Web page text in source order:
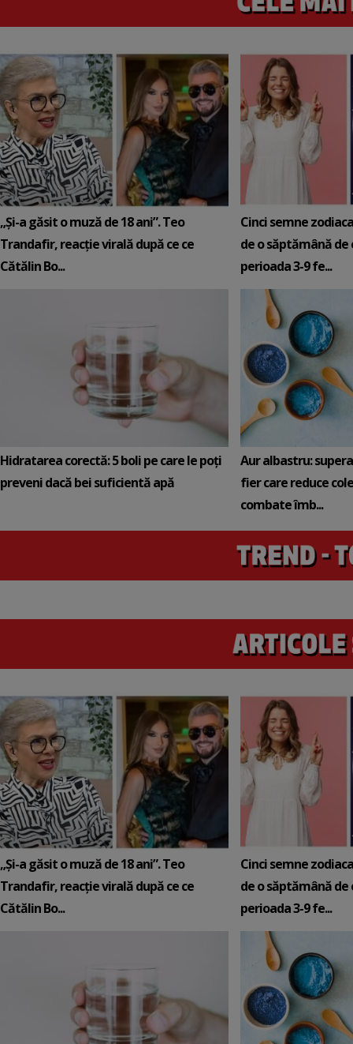
„Și-a găsit o muză de 18 ani”. Teo
Trandafir, reacție virală după ce ce
Cătălin Bo...
Cinci semne
de o săptămână de
perioada 3-9 fe...
Hidratarea corectă: 5 boli pe care le poți
preveni dacă bei suficientă apă
Aur albastru:
fier care reduce
combate îmb...
„Și-a găsit o muză de 18 ani”. Teo
Trandafir, reacție virală după ce ce
Cătălin Bo...
Cinci semne
de o săptămână de
perioada 3-9 fe...